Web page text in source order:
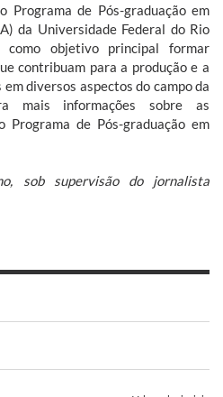
Programa de Pós-graduação em
da Universidade Federal do Rio
como objetivo principal formar
contribuam para a produção e a
diversos aspectos do campo da
mais informações sobre as
Programa de Pós-graduação em
sob supervisão do jornalista